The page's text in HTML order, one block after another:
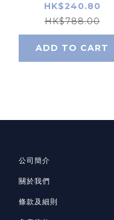
機 - (白色)
HK$240.80
HK$788.00
ADD TO CART
公司簡介
關於我們
條款及細則